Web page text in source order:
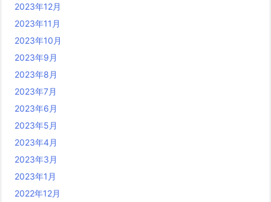
2023年12月
2023年11月
2023年10月
2023年9月
2023年8月
2023年7月
2023年6月
2023年5月
2023年4月
2023年3月
2023年1月
2022年12月